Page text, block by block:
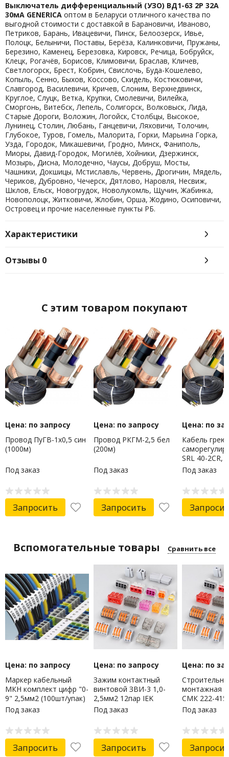
Выключатель дифференциальный (УЗО) ВД1-63 2Р 32А
30мА GENERICAоптом в Беларуси отличного качества по
выгодной стоимости с доставкой в Барановичи, Иваново,
Петриков, Барань, Ивацевичи, Пинск, Белоозерск, Ивье,
Полоцк, Белыничи, Поставы, Берёза, Калинковичи, Пружаны,
Березино, Каменец, Березовка, Кировск, Речица, Бобруйск,
Клецк, Рогачёв, Борисов, Климовичи, Браслав, Кличев,
Светлогорск, Брест, Кобрин, Свислочь, Буда-Кошелево,
Копыль, Сенно, Быхов, Коссово, Скидель, Костюковичи,
Славгород, Василевичи, Кричев, Слоним, Верхнедвинск,
Круглое, Слуцк, Ветка, Крупки, Смолевичи, Вилейка,
Сморгонь, Витебск, Лепель, Солигорск, Волковыск, Лида,
Старые Дороги, Воложин, Логойск, Столбцы, Высокое,
Лунинец, Столин, Любань, Ганцевичи, Ляховичи, Толочин,
Глубокое, Туров, Гомель, Малорита, Горки, Марьина Горка,
Узда, Городок, Микашевичи, Гродно, Минск, Фаниполь,
Миоры, Давид-Городок, Могилёв, Хойники, Дзержинск,
Мозырь, Дисна, Молодечно, Чаусы, Добруш, Мосты,
Чашники, Докшицы, Мстиславль, Червень, Дрогичин, Мядель,
Чериков, Дубровно, Чечерск, Дятлово, Наровля, Несвиж,
Шклов, Ельск, Новогрудок, Новолукомль, Щучин, Жабинка,
Новополоцк, Житковичи, Жлобин, Орша, Жодино, Осиповичи,
Островец и прочие населенные пункты РБ.
Характеристики
Отзывы 0
C этим товаром покупают
Цена: по запросу
Провод ПуГВ-1х0,5 син
(1000м)
Под заказ
Запросить
Цена: по запросу
Провод РКГМ-2,5 бел
(200м)
Под заказ
Запросить
Цена: по
Кабель
SRL 40-2CR,
40Вт/м, 200м
PROconnect
Под заказ
Вспомогательные товары Сравнить все
Цена: по запросу
Маркер кабельный
МКН комплект цифр "0-
9" 2,5мм2 (100шт/упак)
IEK
Под заказ
Запросить
Цена: по запросу
Зажим контактный
винтовой ЗВИ-3 1,0-
2,5мм2 12пар IEK
Под заказ
Запросить
Цена: по
монтажная
СМК 222-415
Под заказ